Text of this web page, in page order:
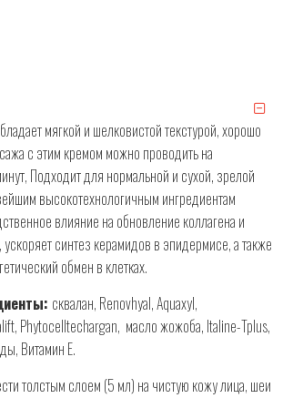
мягкой и шелковистой текстурой, хорошо
с этим кремом можно проводить на
Подходит для нормальной и сухой, зрелой
высокотехнологичным ингредиентам
влияние на обновление коллагена и
синтез керамидов в эпидермисе, а также
обмен в клетках.
сквалан, Renovhyal, Aquaxyl,
Phytocelltechargan, масло жожоба, Italine-Tplus,
Витамин E.
толстым слоем (5 мл) на чистую кожу лица, шеи